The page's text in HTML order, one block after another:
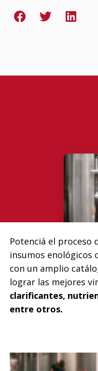
Potenciá el proceso
insumos enológicos
con un amplio
lograr las mejores
clarificantes,
entre otros.